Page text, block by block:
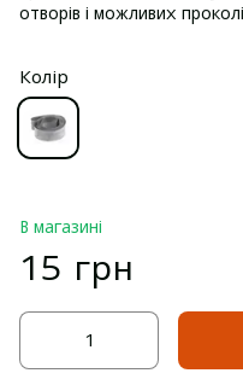
отворів і можливих
Колір
В магазині
15 грн